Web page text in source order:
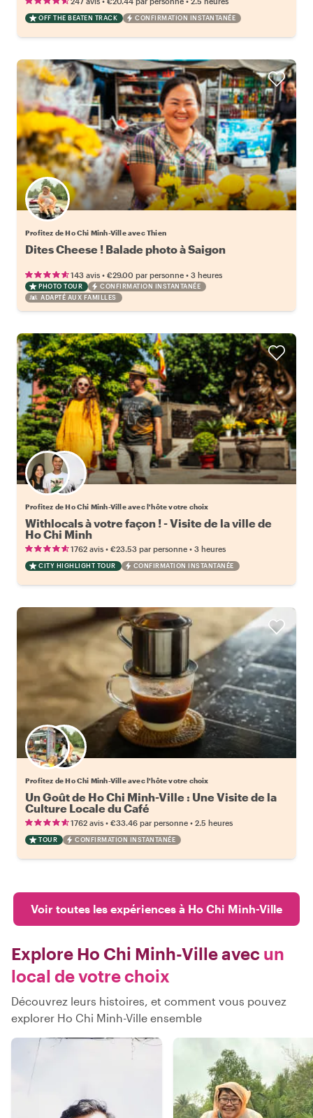
OFF THE BEATEN TRACK CONFIRMATION INSTANTANÉE
Profitez de Ho Chi Minh-Ville avec Thien
Dites Cheese ! Balade photo à Saigon
143 avis • €29.00 par personne • 3 heures
PHOTO TOUR
CONFIRMATION INSTANTANÉE
ADAPTÉ AUX FAMILLES
Choisissez votre local favori
Profitez de Ho Chi Minh-Ville avec l'hôte votre choix
Withlocals à votre façon ! - Visite de la ville de
Ho Chi Minh
1762 avis • €23.53 par personne • 3 heures
CITY HIGHLIGHT TOUR CONFIRMATION INSTANTANÉE
Profitez de Ho Chi Minh-Ville avec l'hôte votre choix
Un Goût de Ho Chi Minh-Ville : Une Visite de la
Culture Locale du Café
1762 avis • €33.46 par personne • 2.5 heures
TOUR CONFIRMATION INSTANTANÉE
Voir toutes les expériences à Ho Chi Minh-Ville
Explore Ho Chi Minh-Ville avec un
local de votre choix
Découvrez leurs histoires, et comment vous pouvez
explorer Ho Chi Minh-Ville ensemble